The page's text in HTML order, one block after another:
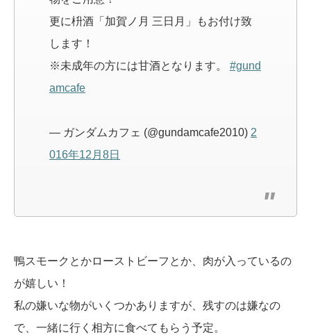
更に枡酒「加賀ノ月 三日月」もお付け致
します！
※未成年の方には甘酒となります。 #gund
amcafe
— ガンダムカフェ (@gundamcafe2010) 2
016年12月8日
鴨スモークとかローストビーフとか、肉が入っているの
が嬉しい！
私の嫌いな物がいくつかありますが、残すのは嫌なの
で、一緒に行く相方に食べてもらう予定。